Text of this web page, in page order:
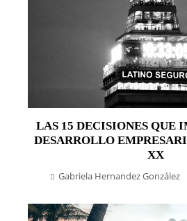
LAS 15 DECISIONES QUE
DESARROLLO
XX
Gabriela Hernandez González